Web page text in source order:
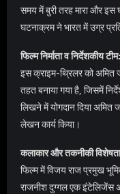
समय में बुरी तरह मारा और इस
घटनाक्रम ने भारत में उग्र
फिल्म निर्माता व निर्देशकीय टीम:
इस क्राइम-थ्रिलर को
तहत बनाया गया है, जिसमें
लिखने में योगदान दिया अमित
लेखन कार्य किया।
कलाकार और तकनीकी
फिल्म में विजय राज प्रमुख
राजनीश दुग्गल एक इंटेलिजेंस